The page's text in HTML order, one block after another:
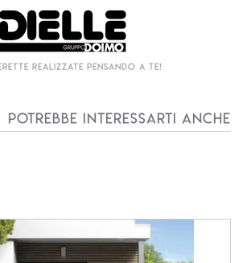
Potrebbe interessarti anche